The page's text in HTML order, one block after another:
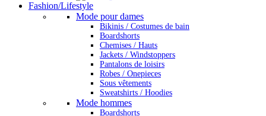
Fashion/Lifestyle
Mode pour dames
Bikinis / Costumes de bain
Boardshorts
Chemises / Hauts
Jackets / Windstoppers
Pantalons de loisirs
Robes / Onepieces
Sous vêtements
Sweatshirts / Hoodies
Mode hommes
Boardshorts